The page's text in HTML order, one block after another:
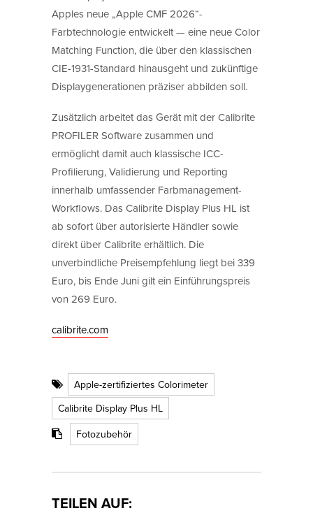
Apples neue „Apple CMF 2026“-
Farbtechnologie entwickelt — eine neue Color
Matching Function, die über den klassischen
CIE-1931-Standard hinausgeht und zukünftige
Displaygenerationen präziser abbilden soll.
Zusätzlich arbeitet das Gerät mit der Calibrite
PROFILER Software zusammen und
ermöglicht damit auch klassische ICC-
Profilierung, Validierung und Reporting
innerhalb umfassender Farbmanagement-
Workflows. Das Calibrite Display Plus HL ist
ab sofort über autorisierte Händler sowie
direkt über Calibrite erhältlich. Die
unverbindliche Preisempfehlung liegt bei 339
Euro, bis Ende Juni gilt ein Einführungspreis
von 269 Euro.
calibrite.com
Apple-zertifiziertes Colorimeter
Calibrite Display Plus HL
Fotozubehör
TEILEN AUF: